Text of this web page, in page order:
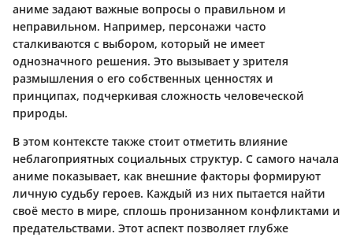
аниме задают важные вопросы о правильном и
неправильном. Например, персонажи часто
сталкиваются с выбором, который не имеет
однозначного решения. Это вызывает у зрителя
размышления о его собственных ценностях и
принципах, подчеркивая сложность человеческой
природы.
В этом контексте также стоит отметить влияние
неблагоприятных социальных структур. С самого начала
аниме показывает, как внешние факторы формируют
личную судьбу героев. Каждый из них пытается найти
своё место в мире, сплошь пронизанном конфликтами и
предательствами. Этот аспект позволяет глубже